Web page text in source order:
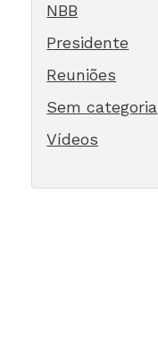
NBB
Presidente
Reuniões
Sem categoria
Vídeos